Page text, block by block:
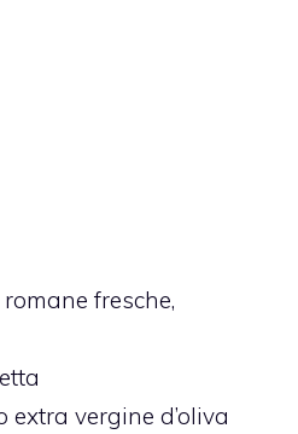
fresche,
extra vergine d’oliva